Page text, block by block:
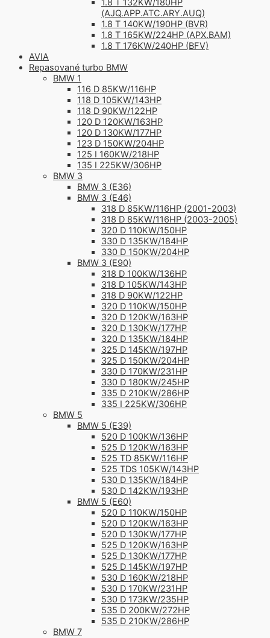
1.8 T 132KW/180HP
(AJQ.APP.ATC.ARY.AUQ)
1.8 T 140KW/190HP (BVR)
1.8 T 165KW/224HP (APX.BAM)
1.8 T 176KW/240HP (BFV)
AVIA
Repasované turbo BMW
BMW 1
116 D 85KW/116HP
118 D 105KW/143HP
118 D 90KW/122HP
120 D 120KW/163HP
120 D 130KW/177HP
123 D 150KW/204HP
125 I 160KW/218HP
135 I 225KW/306HP
BMW 3
BMW 3 (E36)
BMW 3 (E46)
318 D 85KW/116HP (2001-2003)
318 D 85KW/116HP (2003-2005)
320 D 110KW/150HP
330 D 135KW/184HP
330 D 150KW/204HP
BMW 3 (E90)
318 D 100KW/136HP
318 D 105KW/143HP
318 D 90KW/122HP
320 D 110KW/150HP
320 D 120KW/163HP
320 D 130KW/177HP
320 D 135KW/184HP
325 D 145KW/197HP
325 D 150KW/204HP
330 D 170KW/231HP
330 D 180KW/245HP
335 D 210KW/286HP
335 I 225KW/306HP
BMW 5
BMW 5 (E39)
520 D 100KW/136HP
525 D 120KW/163HP
525 TD 85KW/116HP
525 TDS 105KW/143HP
530 D 135KW/184HP
530 D 142KW/193HP
BMW 5 (E60)
520 D 110KW/150HP
520 D 120KW/163HP
520 D 130KW/177HP
525 D 120KW/163HP
525 D 130KW/177HP
525 D 145KW/197HP
530 D 160KW/218HP
530 D 170KW/231HP
530 D 173KW/235HP
535 D 200KW/272HP
535 D 210KW/286HP
BMW 7